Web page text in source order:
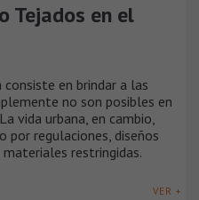
Tejados en el
en brindar a las
no son posibles en
vida urbana, en cambio,
regulaciones, diseños
restringidas.
VER +